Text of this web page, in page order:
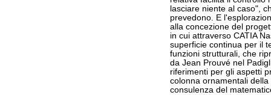
lasciare niente al caso",
prevedono. E
alla concezione del
in cui attraverso CATIA
superficie continua per il
funzioni strutturali, che
da Jean Prouvé nel
riferimenti per gli aspetti
colonna ornamentali
consulenza del